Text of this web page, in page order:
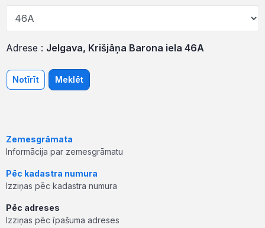
Adrese : Jelgava, Krišjāņa Barona iela 46A
Notīrīt Meklēt
Zemesgrāmata
Informācija par zemesgrāmatu
Pēc kadastra numura
Izziņas pēc kadastra numura
Pēc adreses
Izziņas pēc īpašuma adreses